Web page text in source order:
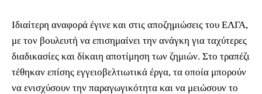
Ιδιαίτερη αναφορά έγινε και στις αποζημιώσεις του ΕΛΓΑ,
με τον βουλευτή να επισημαίνει την ανάγκη για ταχύτερες
διαδικασίες και δίκαιη αποτίμηση των ζημιών. Στο τραπέζι
τέθηκαν επίσης εγγειοβελτιωτικά έργα, τα οποία μπορούν
να ενισχύσουν την παραγωγικότητα και να μειώσουν το